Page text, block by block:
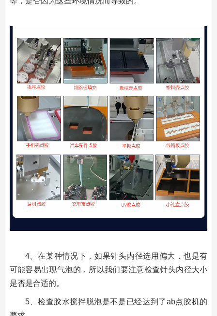
4、在某种情况下，如果针头内径选用偏大，也是有
可能容易出现气泡的，所以我们要注意检查针头内径大小
是否是合适的。
5、检查胶水搅拌脱泡是不是已经达到了ab点胶机的